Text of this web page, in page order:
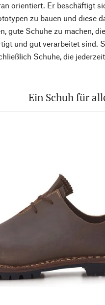
orientiert. Er beschäftigt
zu bauen und diese
gute Schuhe zu machen,
und gut verarbeitet sind.
Schuhe, die
Ein Schuh für